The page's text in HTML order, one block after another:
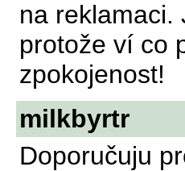
na reklamaci.
protože ví co
zpokojenost!
milkbyrtr
Doporučuju